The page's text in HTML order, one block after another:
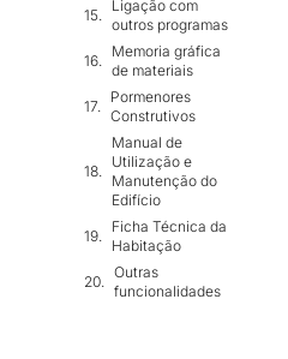
Ligação com
outros programas
Memoria gráfica
de materiais
Pormenores
Construtivos
Manual de
Utilização e
Manutenção do
Edifício
Ficha Técnica da
Habitação
Outras
funcionalidades